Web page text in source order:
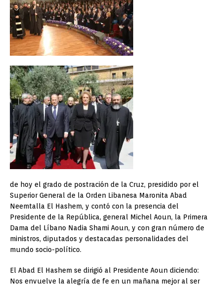
de hoy el grado de postración de la Cruz, presidido por el
Superior General de la Orden Libanesa Maronita Abad
Neemtalla El Hashem, y contó con la presencia del
Presidente de la República, general Michel Aoun, la Primera
Dama del Líbano Nadia Shami Aoun, y con gran número de
ministros, diputados y destacadas personalidades del
mundo socio-político.
El Abad El Hashem se dirigió al Presidente Aoun diciendo:
Nos envuelve la alegría de fe en un mañana mejor al ser